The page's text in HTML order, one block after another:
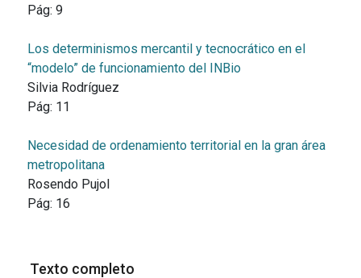
Pág: 9
Los determinismos mercantil y tecnocrático en el
“modelo” de funcionamiento del INBio
Silvia Rodríguez
Pág: 11
Necesidad de ordenamiento territorial en la gran área
metropolitana
Rosendo Pujol
Pág: 16
Texto completo